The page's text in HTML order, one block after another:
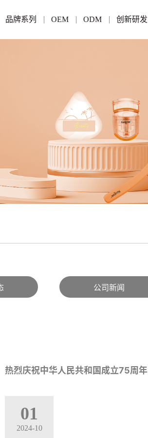
品牌系列 OEM ODM 创新研发
公司新闻
热烈庆祝中华人民共和国成立75周年
01
2024-10